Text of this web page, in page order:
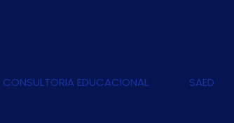
CONSULTORIA EDUCACIONAL SAED